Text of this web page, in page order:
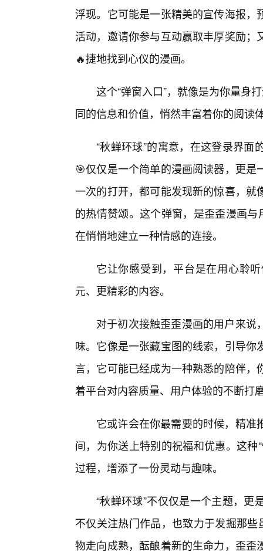
浮现。它可能是一张精美的宣传海报
活动，邀请你参与互动赢取丰厚奖励
🔥捷地找到心仪的漫画。
这个“弹窗入口”，就像是为你量身
同的信息和价值，悄然丰富着你的阅读
“秋蝉环球”的寓意，在这登录界
🎯仅仅是一个简单的漫画阅读器，更
一次的打开，都可能发现新的惊喜，
的热情赞颂。这个弹窗，是歪歪漫画
在悄悄地建立一种情感的连接。
它让你感受到，平台是在用心聆
元、更精彩的内容。
对于初次接触歪歪漫画的用户来
味。它像是一张藏宝图的线索，引导
言，它可能已经成为一种熟悉的陪伴
着平台对内容质量、用户体验的不断打
它或许会在你最需要的时候，精
间，为你送上特别的祝福和优惠。这
过程，增添了一份灵动与趣味。
“秋蝉环球”不仅仅是一个主题，
不仅关注热门作品，也致力于发掘那
物走向成熟，酝酿着新的生命力，歪